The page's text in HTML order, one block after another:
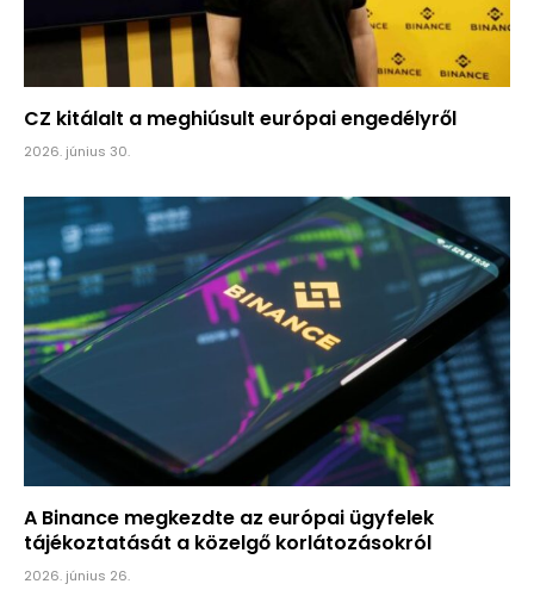
CZ kitálalt a meghiúsult európai engedélyről
2026. június 30.
A Binance megkezdte az európai ügyfelek
tájékoztatását a közelgő korlátozásokról
2026. június 26.